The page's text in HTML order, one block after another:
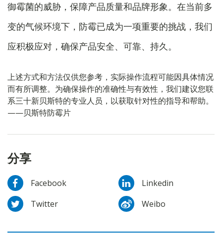
御霉菌的威胁，保障产品质量和品牌形象。在当前多
变的气候环境下，防霉已成为一项重要的挑战，我们
应积极应对，确保产品安全、可靠、持久。
上述方式和方法仅供您参考，实际操作流程可能因具体情况
而有所调整。为确保操作的准确性与有效性，我们建议您联
系三十新贝斯特的专业人员，以获取针对性的指导和帮助。
——贝斯特防霉片
分享
Facebook
Linkedin
Twitter
Weibo